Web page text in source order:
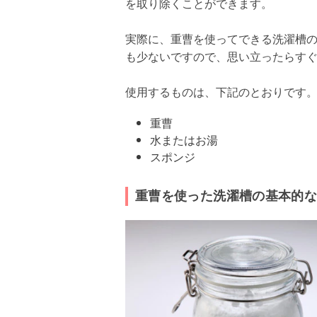
実際に、重曹を使ってできる洗濯槽
も少ないですので、思い立ったらす
使用するものは、下記のとおりです。
重曹
水またはお湯
スポンジ
重曹を使った洗濯槽の基本的